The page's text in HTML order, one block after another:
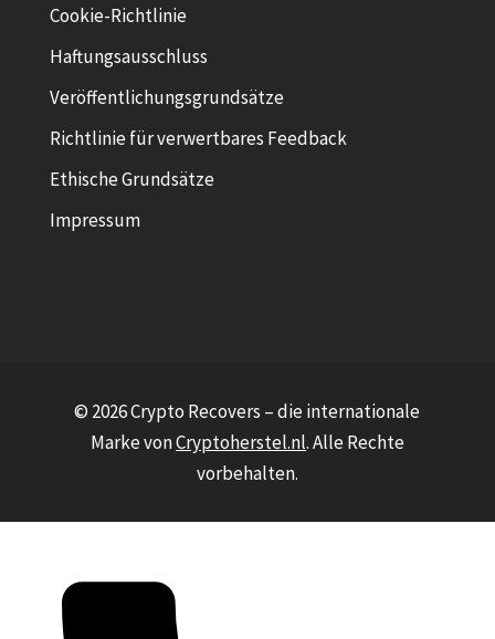
Cookie-Richtlinie
Haftungsausschluss
Veröffentlichungsgrundsätze
Richtlinie für verwertbares Feedback
Ethische Grundsätze
Impressum
© 2026 Crypto Recovers – die internationale
Marke vonCryptoherstel.nl. Alle Rechte
vorbehalten.